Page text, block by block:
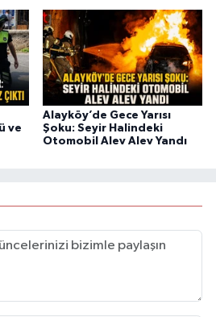
ve
Alayköy’de Gece Yarısı
Şoku: Seyir Halindeki
Otomobil Alev Alev Yandı